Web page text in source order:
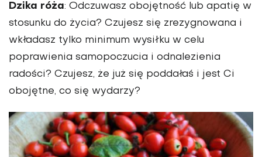
Dzika róża: Odczuwasz obojętność lub apatię w
stosunku do życia? Czujesz się zrezygnowana i
wkładasz tylko minimum wysiłku w celu
poprawienia samopoczucia i odnalezienia
radości? Czujesz, że już się poddałaś i jest Ci
obojętne, co się wydarzy?